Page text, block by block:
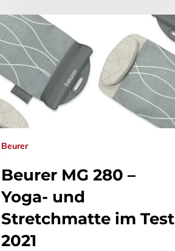
Beurer
Beurer MG 280 –
Yoga- und
Stretchmatte im Test
2021